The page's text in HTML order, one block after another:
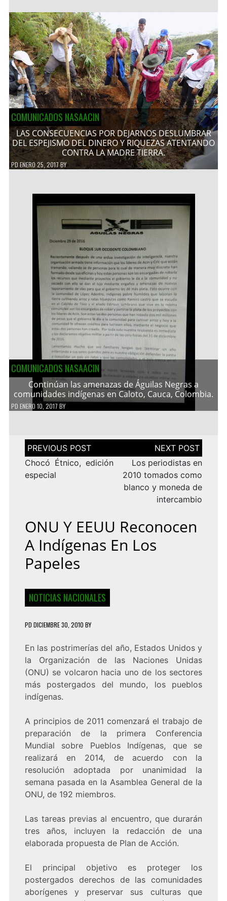
COMUNICADOS NASAACIN
LAS CONSECUENCIAS POR DEJARNOS DESLUMBRAR
DEL ESPEJISMO DEL DINERO Y RIQUEZAS ATENTANDO
CONTRA LA MADRE TIERRA.
PDENERO 25, 2017BY
COMUNICADOS NASAACIN
Continúan las amenazas de Águilas Negras a
comunidades indígenas en Caloto, Cauca, Colombia.
PD ENERO 10, 2017 BY
Navegación
de
entradas
Chocó Étnico, edición
especial
Los periodistas en
2010 tomados como
blanco y moneda de
intercambio
ONU Y EEUU Reconocen
A Indígenas En Los
Papeles
NOTICIAS NACIONALES
PD DICIEMBRE 30, 2010 BY
En las postrimerías del año, Estados Unidos y
la Organización de las Naciones Unidas
(ONU) se volcaron hacia uno de los sectores
más postergados del mundo, los pueblos
indígenas.
A principios de 2011 comenzará el trabajo de
preparación de la primera Conferencia
Mundial sobre Pueblos Indígenas, que se
realizará en 2014, de acuerdo con la
resolución adoptada por unanimidad la
semana pasada en la Asamblea General de la
ONU, de 192 miembros.
Las tareas previas al encuentro, que durarán
tres años, incluyen la redacción de una
elaborada propuesta de Plan de Acción.
El principal objetivo es proteger los
postergados derechos de las comunidades
aborígenes y preservar sus culturas que